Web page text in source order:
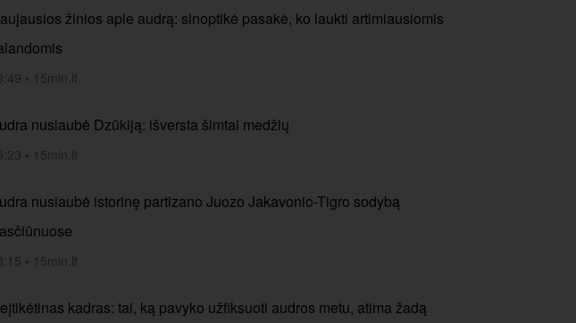
žinios apie audrą: sinoptikė pasakė, ko laukti artimiausiomis
• 15min.lt
nusiaubė Dzūkiją: išversta šimtai medžių
• 15min.lt
nusiaubė istorinę partizano Juozo Jakavonio-Tigro sodybą
• 15min.lt
kadras: tai, ką pavyko užfiksuoti audros metu, atima žadą